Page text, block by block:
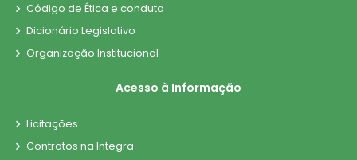
Código de Ética e conduta
Dicionário Legislativo
Organização Institucional
Acesso à Informação
Licitações
Contratos na Integra